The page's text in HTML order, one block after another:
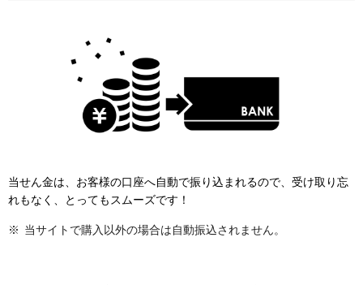
当せん金は、お客様の口座へ自動で振り込まれるので、受け取り忘
れもなく、とってもスムーズです！
当サイトで購入以外の場合は自動振込されません。